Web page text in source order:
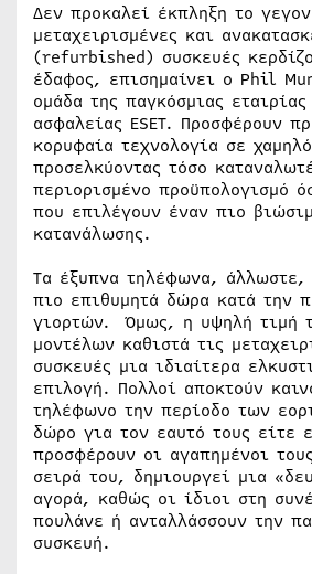
Δεν προκαλεί έκπληξη το
μεταχειρισμένες και
(refurbished) συσκευές
έδαφος, επισημαίνει ο Phil
ομάδα της παγκόσμιας
ασφαλείας ESET. Προσφέρουν
κορυφαία τεχνολογία σε
προσελκύοντας τόσο
περιορισμένο προϋπολογισμό
που επιλέγουν έναν πιο
κατανάλωσης.
Τα έξυπνα τηλέφωνα, άλλωστε,
πιο επιθυμητά δώρα κατά την
γιορτών. Όμως, η υψηλή τιμή
μοντέλων καθιστά τις
συσκευές μια ιδιαίτερα
επιλογή. Πολλοί αποκτούν
τηλέφωνο την περίοδο των
δώρο για τον εαυτό τους είτε
προσφέρουν οι αγαπημένοι
σειρά του, δημιουργεί μια
αγορά, καθώς οι ίδιοι στη
πουλάνε ή ανταλλάσσουν την
συσκευή.